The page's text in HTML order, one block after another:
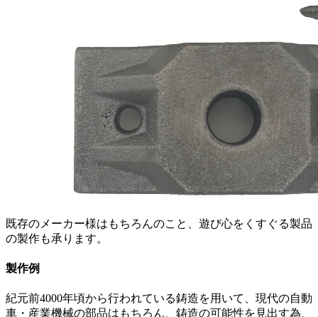
既存のメーカー様はもちろんのこと、遊び心をくすぐる製品
の製作も承ります。
製作例
紀元前4000年頃から行われている鋳造を用いて、現代の自動
車・産業機械の部品はもちろん、鋳造の可能性を見出す為、